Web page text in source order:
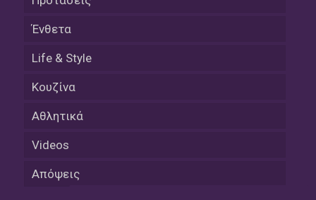
Ένθετα
Life & Style
Κουζίνα
Αθλητικά
Videos
Απόψεις